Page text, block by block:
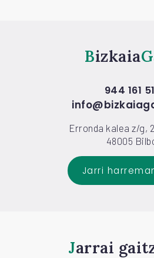
Bizkaia
944 161
Erronda kalea z/g,
48005
Jarri
Jarrai